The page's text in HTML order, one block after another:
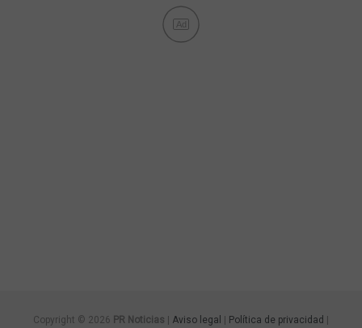
Ad
Copyright © 2026 PR Noticias Aviso legal Política de privacidad